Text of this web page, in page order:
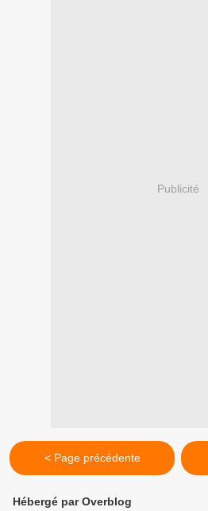
Publicité
< Page précédente
Hébergé par Overblog